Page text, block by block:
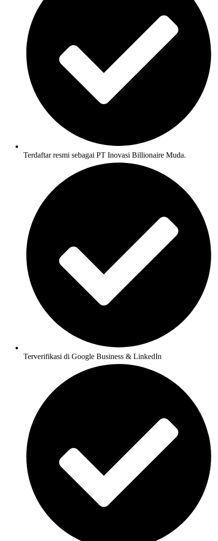
Terdaftar resmi sebagai PT Inovasi Billionaire Muda.
Terverifikasi di Google Business & LinkedIn